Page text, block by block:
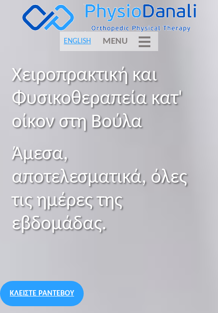
ENGLISH MENU
Χειροπρακτική και
Φυσικοθεραπεία κατ'
οίκον στη Βούλα
Άμεσα,
αποτελεσματικά, όλες
τις ημέρες της
εβδομάδας.
ΚΛΕΙΣΤΕ ΡΑΝΤΕΒΟΥ